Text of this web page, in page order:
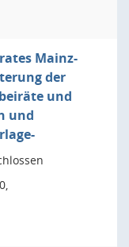
Mainz-
der
und
und